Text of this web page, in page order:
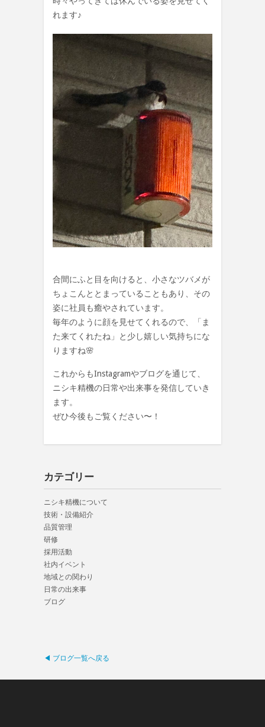
れます♪
合間にふと目を向けると、小さなツバメが
ちょこんととまっていることもあり、その
姿に社員も癒やされています。
毎年のように顔を見せてくれるので、「ま
た来てくれたね」と少し嬉しい気持ちにな
りますね🌸
これからもInstagramやブログを通じて、
ニシキ精機の日常や出来事を発信していき
ます。
ぜひ今後もご覧ください〜！
カテゴリー
ニシキ精機について
技術・設備紹介
品質管理
研修
採用活動
社内イベント
地域との関わり
日常の出来事
ブログ
◀ ブログ一覧へ戻る